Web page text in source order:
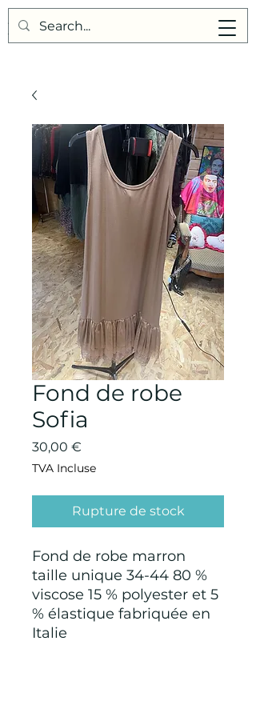
Points de Suture
Fond de robe
Sofia
30,00 €
TVA Incluse
Rupture de stock
Fond de robe marron
taille unique 34-44 80 %
viscose 15 % polyester et 5
% élastique fabriquée en
Italie